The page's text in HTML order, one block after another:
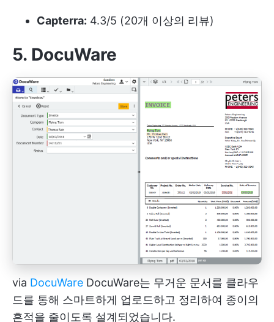
Capterra: 4.3/5 (20개 이상의 리뷰)
5. DocuWare
via DocuWare DocuWare는 무거운 문서를 클라우
드를 통해 스마트하게 업로드하고 정리하여 종이의
흔적을 줄이도록 설계되었습니다.